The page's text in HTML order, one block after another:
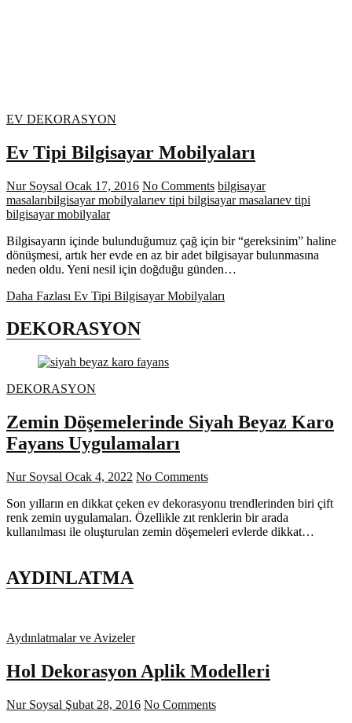
EV DEKORASYON
Ev Tipi Bilgisayar Mobilyaları
Nur Soysal Ocak 17, 2016 No Comments bilgisayar
masalarıbilgisayar mobilyalarıev tipi bilgisayar masalarıev tipi
bilgisayar mobilyalar
Bilgisayarın içinde bulunduğumuz çağ için bir “gereksinim” haline
dönüşmesi, artık her evde en az bir adet bilgisayar bulunmasına
neden oldu. Yeni nesil için doğduğu günden…
Daha Fazlası Ev Tipi Bilgisayar Mobilyaları
DEKORASYON
DEKORASYON
Zemin Döşemelerinde Siyah Beyaz Karo
Fayans Uygulamaları
Nur Soysal Ocak 4, 2022 No Comments
Son yılların en dikkat çeken ev dekorasyonu trendlerinden biri çift
renk zemin uygulamaları. Özellikle zıt renklerin bir arada
kullanılması ile oluşturulan zemin döşemeleri evlerde dikkat…
AYDINLATMA
Aydınlatmalar ve Avizeler
Hol Dekorasyon Aplik Modelleri
Nur Soysal Şubat 28, 2016 No Comments